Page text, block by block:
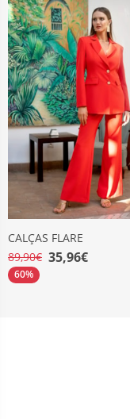
CALÇAS FLARE
89,90€ 35,96€
60%